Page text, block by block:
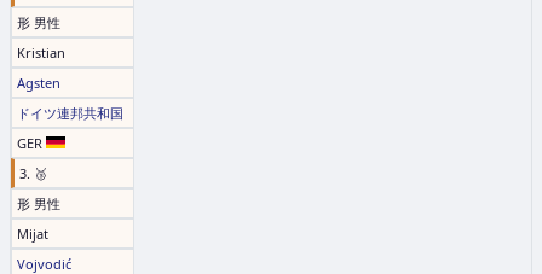
形 男性
Kristian
Agsten
ドイツ連邦共和国
GER
3. 🥉
形 男性
Mijat
Vojvodić